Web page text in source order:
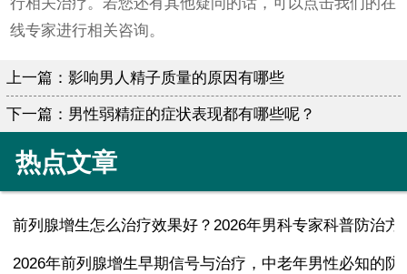
线专家进行相关咨询。
上一篇： 影响男人精子质量的原因有哪些
下一篇： 男性弱精症的症状表现都有哪些呢？
热点文章
前列腺增生怎么治疗效果好？2026年男科专家科普防治方
2026年前列腺增生早期信号与治疗，中老年男性必知的防